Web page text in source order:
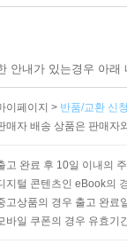
안내가 있는경우 아
이페이지 > 반품/교환 신
매자 배송 상품은 판매자
고 완료 후 10일 이내의
지털 콘텐츠인 eBook의
고상품의 경우 출고 완료
바일 쿠폰의 경우 유효기